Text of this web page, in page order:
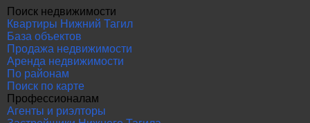
Поиск недвижимости
Квартиры Нижний Тагил
База объектов
Продажа недвижимости
Аренда недвижимости
По районам
Поиск по карте
Профессионалам
Агенты и риэлторы